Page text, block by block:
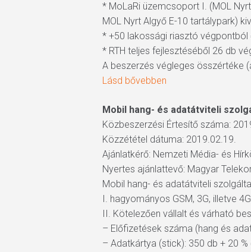
* MoLaRi üzemcsoport I. (MOL
MOL Nyrt Algyő E-10 tartálypark)
* +50 lakossági riasztó
* RTH teljes fejlesztéséből 26 db
A beszerzés végleges összértéke
Lásd bővebben
Mobil hang- és adatátviteli
Közbeszerzési Értesítő száma:
Közzététel dátuma: 2019.02.19.
Ajánlatkérő: Nemzeti Média- és
Nyertes ajánlattevő: Magyar
Mobil hang- és adatátviteli
I. hagyományos GSM, 3G, illetve
II. Kötelezően vállalt és várható
– Előfizetések száma (hang és
– Adatkártya (stick): 350 db + 20